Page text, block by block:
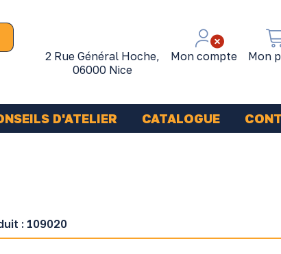
2 Rue Général Hoche,
06000 Nice
Mon compte Mon
D'ATELIER CATALOGUE
: 109020